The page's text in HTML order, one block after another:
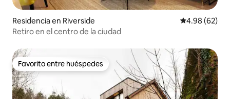
Residencia en Riverside Calificación
4.98 (62)
Retiro en el centro de la ciudad
Favorito entre huéspedes
Favorito entre huéspedes